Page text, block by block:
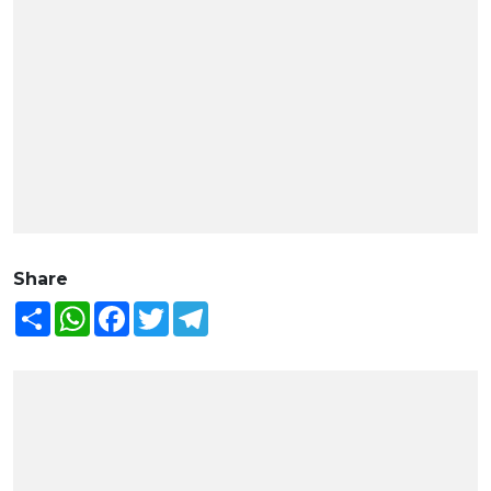
Share
Share WhatsAppFacebook
Twitter